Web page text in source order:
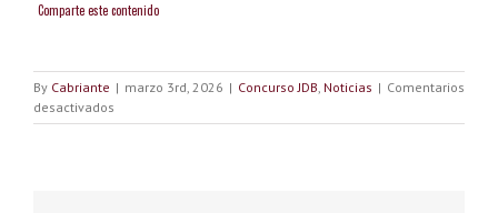
Comparte este contenido
By Cabriante | marzo 3rd, 2026 | Concurso JDB Noticias | Comentarios
desactivados
Palmarés